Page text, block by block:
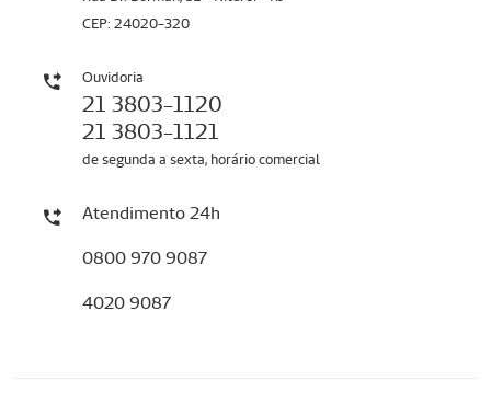
CEP: 24020-320
Ouvidoria
21 3803-1120
21 3803-1121
de segunda a sexta, horário comercial
Atendimento 24h
0800 970 9087
4020 9087